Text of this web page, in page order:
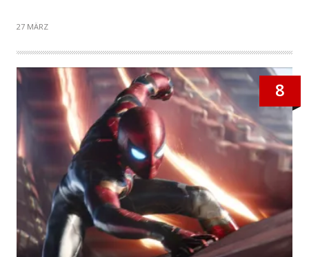
27 MÄRZ
8